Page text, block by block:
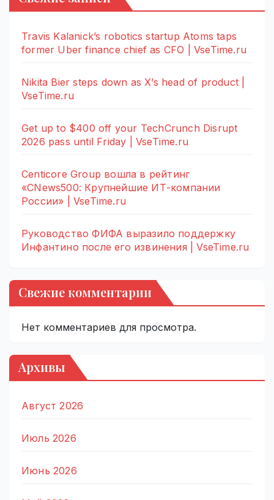
Travis Kalanick’s robotics startup Atoms taps
former Uber finance chief as CFO | VseTime.ru
Nikita Bier steps down as X’s head of product |
VseTime.ru
Get up to $400 off your TechCrunch Disrupt
2026 pass until Friday | VseTime.ru
Centicore Group вошла в рейтинг
«CNews500: Крупнейшие ИТ-компании
России» | VseTime.ru
Руководство ФИФА выразило поддержку
Инфантино после его извинения | VseTime.ru
Свежие комментарии
Нет комментариев для просмотра.
Архивы
Август 2026
Июль 2026
Июнь 2026